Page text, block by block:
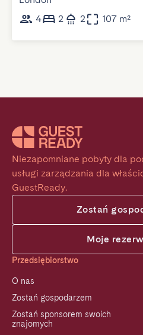
4
2 2 107 m²
Niezapomniane pobyty dla
usługi zarządzania dla
GuestReady.
Zostań
Moje
Przedsiębiorstwo
O nas
Zostań gospodarzem
Zostań sponsorem swoich
znajomych